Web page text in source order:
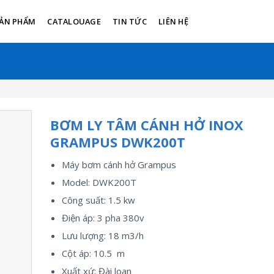
PHẨM CATALOUAGE TIN TỨC LIÊN HỆ
BƠM LY TÂM CÁNH HỞ INOX
GRAMPUS DWK200T
Máy bơm cánh hở Grampus
Model: DWK200T
Công suất: 1.5 kw
Điện áp: 3 pha 380v
Lưu lượng: 18 m3/h
Cột áp: 10.5 m
Xuất xứ: Đài loan